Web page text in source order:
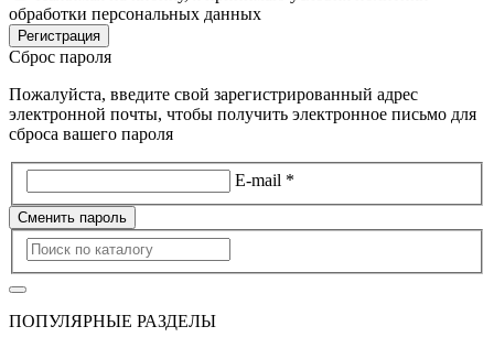
обработки персональных данных
Регистрация
Сброс пароля
Пожалуйста, введите свой зарегистрированный адрес
электронной почты, чтобы получить электронное письмо для
сброса вашего пароля
E-mail *
Сменить пароль
ПОПУЛЯРНЫЕ РАЗДЕЛЫ